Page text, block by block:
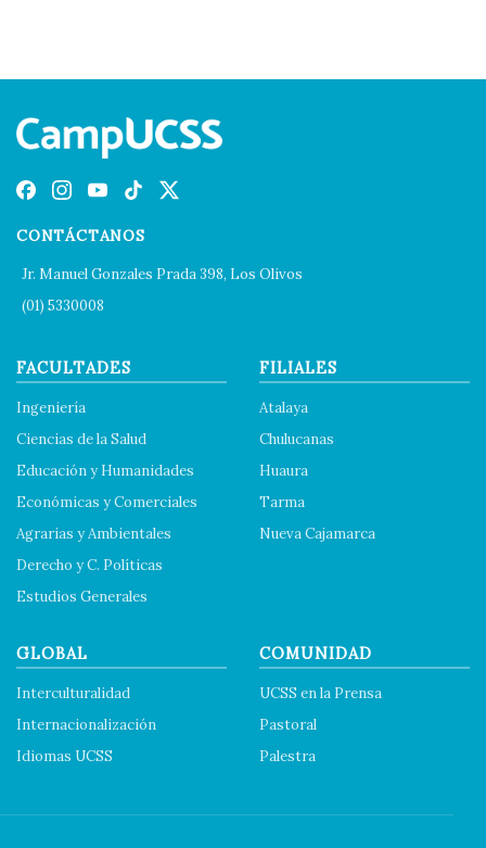
CONTÁCTANOS
Jr. Manuel Gonzales Prada 398, Los Olivos
(01) 5330008
FACULTADES
Ingeniería
Ciencias de la Salud
Educación y Humanidades
Económicas y Comerciales
Agrarias y Ambientales
Derecho y C. Políticas
Estudios Generales
FILIALES
Atalaya
Chulucanas
Huaura
Tarma
Nueva Cajamarca
GLOBAL
Interculturalidad
Internacionalización
Idiomas UCSS
COMUNIDAD
UCSS en la Prensa
Pastoral
Palestra